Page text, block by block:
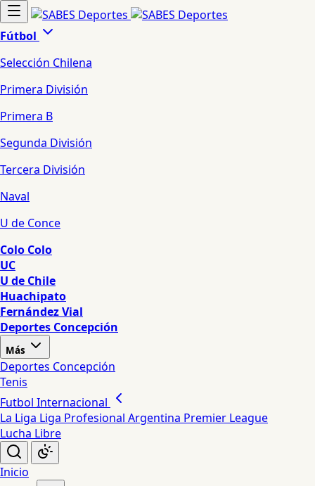
Fútbol
Selección Chilena
Primera División
Primera B
Segunda División
Tercera División
Naval
U de Conce
Colo Colo
UC
U de Chile
Huachipato
Fernández Vial
Deportes Concepción
Más
Deportes Concepción
Tenis
Futbol Internacional
La Liga Liga Profesional Argentina Premier League
Lucha Libre
Inicio